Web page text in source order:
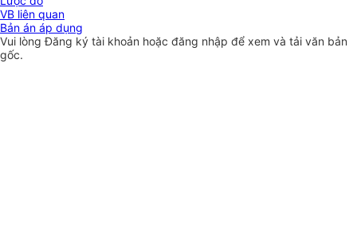
VB liên quan
Bản án áp dụng
Vui lòngĐăng ký tài khoản hoặc đăng nhập để xem và tải văn bản
gốc.